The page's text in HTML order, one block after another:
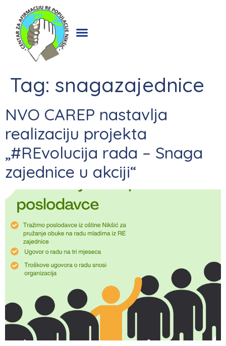
Tag: snagazajednice
NVO CAREP nastavlja
realizaciju projekta
„#REvolucija rada – Snaga
zajednice u akciji“